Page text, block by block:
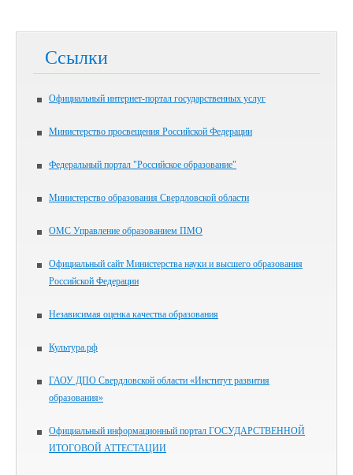
Ссылки
Официальный интернет-портал государственных услуг
Министерство просвещения Российской Федерации
Федеральный портал "Российское образование"
Министерство образования Свердловской области
ОМС Управление образованием ПМО
Официальный сайт Министерства науки и высшего образования
Российской Федерации
Независимая оценка качества образования
Культура.рф
ГАОУ ДПО Свердловской области «Институт развития
образования»
Официальный информационный портал ГОСУДАРСТВЕННОЙ
ИТОГОВОЙ АТТЕСТАЦИИ